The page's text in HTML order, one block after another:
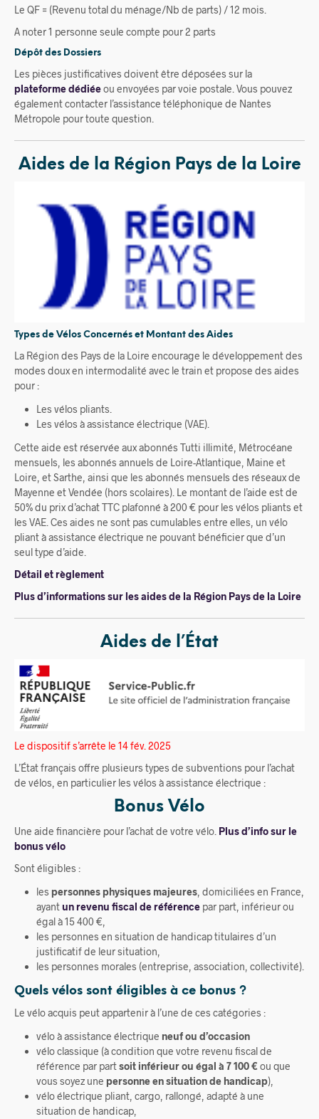
Le QF = (Revenu total du ménage/Nb de parts) / 12 mois.
A noter 1 personne seule compte pour 2 parts
Dépôt des Dossiers
Les pièces justificatives doivent être déposées sur la
plateforme dédiéeou envoyées par voie postale. Vous pouvez
également contacter l’assistance téléphonique de Nantes
Métropole pour toute question.
Aides de la Région Pays de la Loire
Types de Vélos Concernés et Montant des Aides
La Région des Pays de la Loire encourage le développement des
modes doux en intermodalité avec le train et propose des aides
pour :
Les vélos pliants.
Les vélos à assistance électrique (VAE).
Cette aide est réservée aux abonnés Tutti illimité, Métrocéane
mensuels, les abonnés annuels de Loire-Atlantique, Maine et
Loire, et Sarthe, ainsi que les abonnés mensuels des réseaux de
Mayenne et Vendée (hors scolaires). Le montant de l’aide est de
50% du prix d’achat TTC plafonné à 200 € pour les vélos pliants et
les VAE. Ces aides ne sont pas cumulables entre elles, un vélo
pliant à assistance électrique ne pouvant bénéficier que d’un
seul type d’aide.
Détail et règlement
Plus d’informations sur les aides de la Région Pays de la Loire
Aides de l’État
Le dispositif s’arrête le 14 fév. 2025
L’État français offre plusieurs types de subventions pour l’achat
de vélos, en particulier les vélos à assistance électrique :
Bonus Vélo
Une aide financière pour l’achat de votre vélo. Plus d’info sur le
bonus vélo
Sont éligibles :
les personnes physiques majeures, domiciliées en France,
ayant un revenu fiscal de référencepar part, inférieur ou
égal à 15 400 €,
les personnes en situation de handicap titulaires d’un
justificatif de leur situation,
les personnes morales (entreprise, association, collectivité).
Quels vélos sont éligibles à ce bonus ?
Le vélo acquis peut appartenir à l’une de ces catégories :
vélo à assistance électrique neuf ou d’occasion
vélo classique (à condition que votre revenu fiscal de
référence par partsoit inférieur ou égal à 7 100 € ou que
vous soyez une personne en situation de handicap),
vélo électrique pliant, cargo, rallongé, adapté à une
situation de handicap,